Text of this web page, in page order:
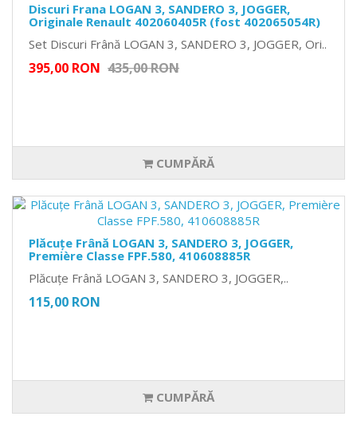
Discuri Frana LOGAN 3, SANDERO 3, JOGGER,
Originale Renault 402060405R (fost 402065054R)
Set Discuri Frână LOGAN 3, SANDERO 3, JOGGER, Ori..
395,00 RON 435,00 RON
CUMPĂRĂ
Plăcuțe Frână LOGAN 3, SANDERO 3, JOGGER,
Première Classe FPF.580, 410608885R
Plăcuțe Frână LOGAN 3, SANDERO 3, JOGGER,..
115,00 RON
CUMPĂRĂ